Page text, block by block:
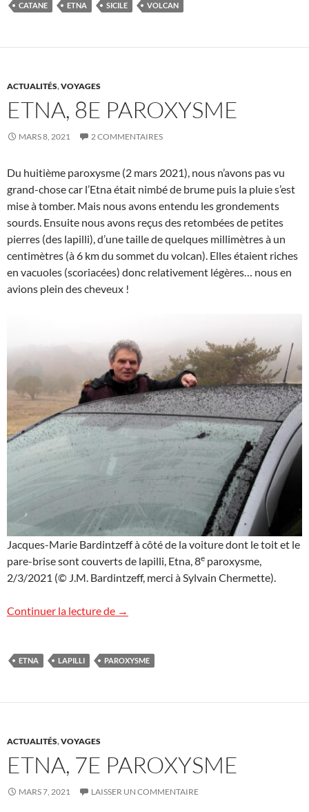
CATANE ETNA SICILE VOLCAN
ACTUALITÉS,VOYAGES
ETNA, 8E PAROXYSME
MARS 8, 2021 2 COMMENTAIRES
Du huitième paroxysme (2 mars 2021), nous n’avons pas vu
grand-chose car l’Etna était nimbé de brume puis la pluie s’est
mise à tomber. Mais nous avons entendu les grondements
sourds. Ensuite nous avons reçus des retombées de petites
pierres (des lapilli), d’une taille de quelques millimètres à un
centimètres (à 6 km du sommet du volcan). Elles étaient riches
en vacuoles (scoriacées) donc relativement légères… nous en
avions plein des cheveux !
Jacques-Marie Bardintzeff à côté de la voiture dont le toit et le
pare-brise sont couverts de lapilli, Etna, 8e paroxysme,
2/3/2021 (© J.M. Bardintzeff, merci à Sylvain Chermette).
Continuer la lecture de Etna, 8e paroxysme
→
ETNA LAPILLI PAROXYSME
ACTUALITÉS,VOYAGES
ETNA, 7E PAROXYSME
MARS 7, 2021 LAISSER UN COMMENTAIRE